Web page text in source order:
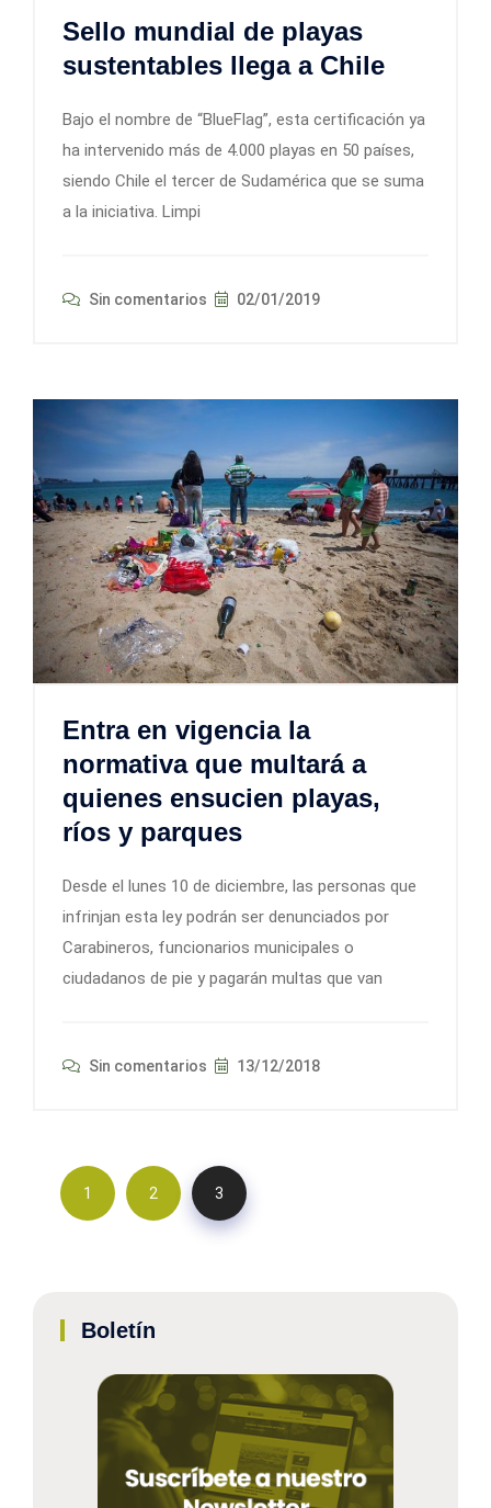
Sello mundial de playas
sustentables llega a Chile
Bajo el nombre de “BlueFlag”, esta certificación ya
ha intervenido más de 4.000 playas en 50 países,
siendo Chile el tercer de Sudamérica que se suma
a la iniciativa. Limpi
Sin comentarios 02/01/2019
Entra en vigencia la
normativa que multará a
quienes ensucien playas,
ríos y parques
Desde el lunes 10 de diciembre, las personas que
infrinjan esta ley podrán ser denunciados por
Carabineros, funcionarios municipales o
ciudadanos de pie y pagarán multas que van
Sin comentarios 13/12/2018
1 2 3
Boletín